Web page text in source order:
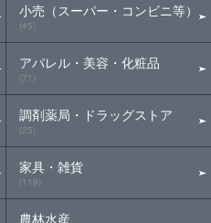
小売（スーパー・コンビニ等）
(45)
アパレル・美容・化粧品
(71)
調剤薬局・ドラッグストア
(25)
家具・雑貨
(119)
農林水産